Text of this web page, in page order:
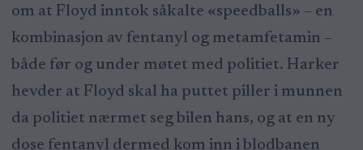
om at Floyd inntok såkalte «speedballs» – en
kombinasjon av fentanyl og metamfetamin –
både før og under møtet med politiet. Harker
hevder at Floyd skal ha puttet piller i munnen
da politiet nærmet seg bilen hans, og at en ny
dose fentanyl dermed kom inn i blodbanen